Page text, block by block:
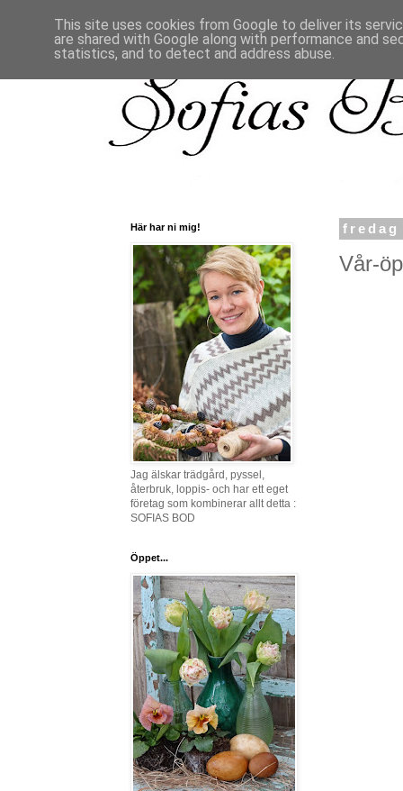
fredag
Vår-
Här har ni mig!
Jag älskar trädgård, pyssel,
återbruk, loppis- och har ett eget
företag som kombinerar allt detta :
SOFIAS BOD
Öppet...
This site uses cookies from Google to deliver its
are shared with Google along with performance and
statistics, and to detect and address abuse.